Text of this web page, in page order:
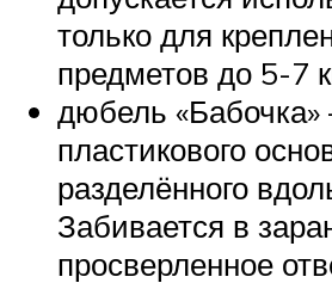
только для
предметов до 5-7
дюбель «Бабочка»
пластикового
разделённого
Забивается в
просверленное